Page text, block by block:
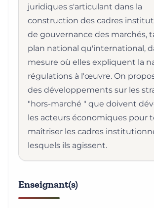
juridiques s'articulant dans la
construction des cadres
de gouvernance des marchés,
plan national qu'international,
mesure où elles expliquent la
régulations à l'œuvre. On
des développements sur les
"hors-marché " que doivent
les acteurs économiques pour
maîtriser les cadres
lesquels ils agissent.
Enseignant(s)